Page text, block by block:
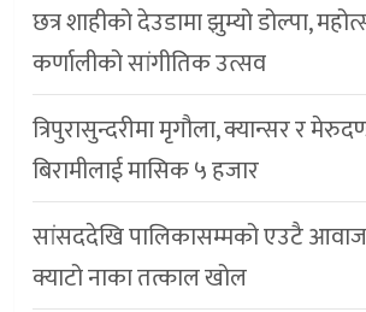
छत्र शाहीको देउडामा झुम्यो डोल्पा,
कर्णालीको सांगीतिक उत्सव
त्रिपुरासुन्दरीमा मृगौला, क्यान्सर र
बिरामीलाई मासिक ५ हजार
सांसददेखि पालिकासम्मको एउटै आवाज
क्याटो नाका तत्काल खोल